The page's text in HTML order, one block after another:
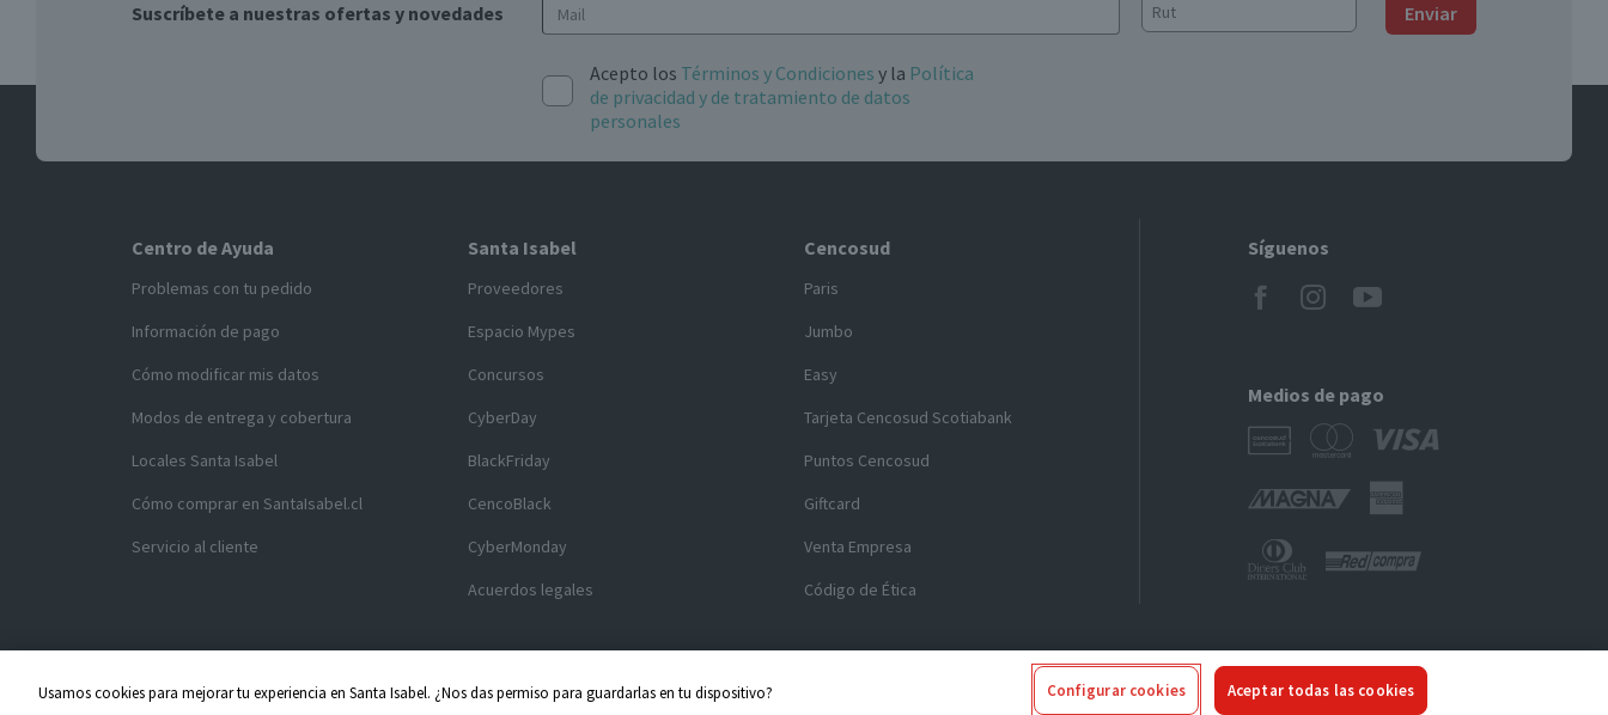
Suscríbete a nuestras ofertas y novedades Enviar
Acepto los Términos y Condiciones y la Política
de privacidad y de tratamiento de datos
personales
Centro de Ayuda
Problemas con tu pedido
Información de pago
Cómo modificar mis datos
Modos de entrega y cobertura
Locales Santa Isabel
Cómo comprar en SantaIsabel.cl
Servicio al cliente
Santa Isabel
Proveedores
Espacio Mypes
Concursos
CyberDay
BlackFriday
CencoBlack
CyberMonday
Acuerdos legales
Cencosud
Paris
Jumbo
Easy
Tarjeta Cencosud Scotiabank
Puntos Cencosud
Giftcard
Venta Empresa
Código de Ética
Síguenos
Medios de pago
Copyright © 2025 Cencosud - Santa Isabel Seguridad y Privacidad |
Usamos cookies para mejorar tu experiencia en Santa Isabel. ¿Nos das permiso para guardarlas en tu dispositivo? Configurar cookies Aceptar todas las cookies